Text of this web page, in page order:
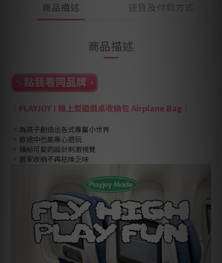
商品描述 送貨及付款方式
商品描述
PLAYJOY I 機上型遊戲桌收納包 Airplane Bag ｜
◦ 為孩子創造出各式專屬小世界
◦ 旅途中也能專心遊玩
◦ 繽紛可愛的設計刺激視覺
◦ 居家收納不再枯燥乏味